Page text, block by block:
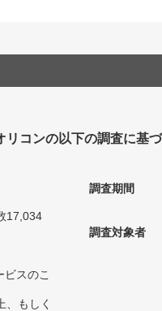
コンの以下の調査に基づ
17,034
スのこ
もしく
調査期間
調査対象者